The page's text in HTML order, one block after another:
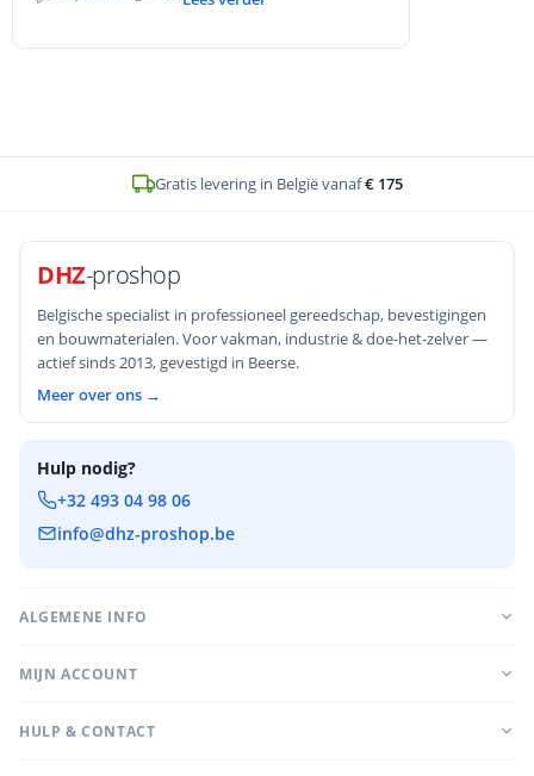
preventietips, vervangingsadvies en interne
Op voorraad en voor16ubesteld, zelfde werkdag verstuurd
DHZ-proshop
Belgische specialist in professioneel gereedschap, bevestigingen
en bouwmaterialen. Voor vakman, industrie & doe-het-zelver —
actief sinds 2013, gevestigd in Beerse.
Meer over ons →
Hulp nodig?
+32 493 04 98 06
info@dhz-proshop.be
ALGEMENE INFO
MIJN ACCOUNT
HULP & CONTACT